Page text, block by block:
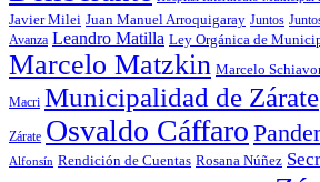
Javier Milei Juan Manuel Arroquigaray Juntos
Avanza Leandro Matilla Ley Orgánica de
Marcelo Matzkin Marcelo
Macri Municipalidad de Zárate
Zárate Osvaldo Cáffaro
Alfonsín Rendición de Cuentas Rosana Núñez